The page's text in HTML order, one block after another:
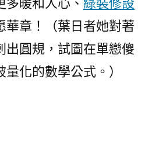
華章！（葉日者她對著
出圓規，試圖在單戀傻
化的數學公式。）